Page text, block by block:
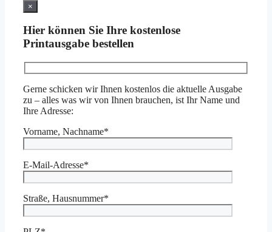
×
Hier können Sie Ihre kostenlose
Printausgabe bestellen
Gerne schicken wir Ihnen kostenlos die aktuelle Ausgabe
zu – alles was wir von Ihnen brauchen, ist Ihr Name und
Ihre Adresse:
Vorname, Nachname*
E-Mail-Adresse*
Straße, Hausnummer*